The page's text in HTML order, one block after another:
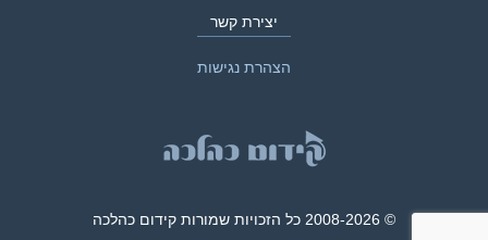
יצירת קשר
הצהרת נגישות
© 2008-2026 כל הזכויות שמורות קידום כהלכה